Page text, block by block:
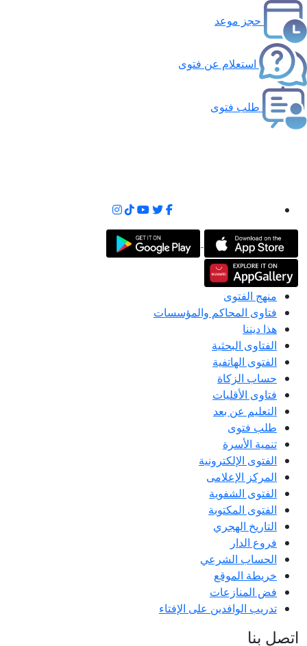
حجز موعد
استعلام عن فتوى
طلب فتوى
منهج الفتوى
فتاوى المحاكم والمؤسسات
هذا ديننا
الفتاوى البحثية
الفتوى الهاتفية
حساب الزكاة
فتاوى الأقليات
التعليم عن بعد
طلب فتوى
تنمية الأسرة
الفتوى الإلكترونية
المركز الإعلامى
الفتوى الشفوية
الفتوى المكتوبة
التاريخ الهجري
فروع الدار
الحساب الشرعي
خريطة الموقع
فض المنازعات
تدريب الوافدين على الإفتاء
اتصل بنا